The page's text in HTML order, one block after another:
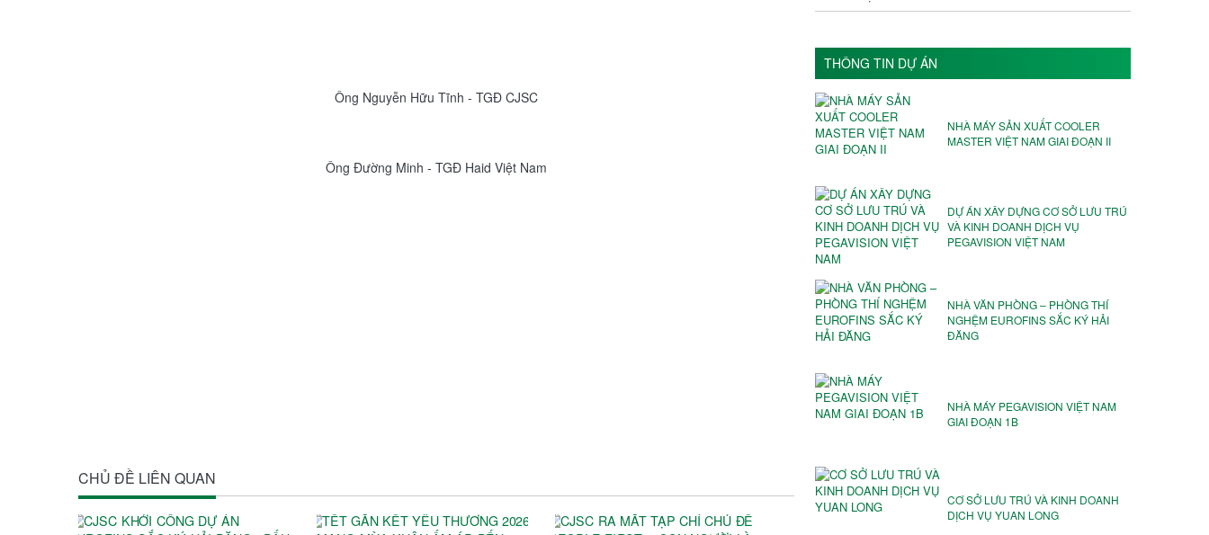
Ông Nguyễn Hữu Tĩnh - TGĐ CJSC
Ông Đường Minh - TGĐ Haid Việt Nam
CHỦ ĐỀ LIÊN QUAN
THÔNG TIN DỰ ÁN
NHÀ MÁY SẢN XUẤT COOLER
MASTER VIỆT NAM GIAI ĐOẠN II
DỰ ÁN XÂY DỰNG CƠ SỞ LƯU TRÚ
VÀ KINH DOANH DỊCH VỤ
PEGAVISION VIỆT NAM
NHÀ VĂN PHÒNG – PHÒNG THÍ
NGHỆM EUROFINS SẮC KÝ HẢI
ĐĂNG
NHÀ MÁY PEGAVISION VIỆT NAM️
GIAI ĐOẠN 1B
CƠ SỞ LƯU TRÚ VÀ KINH DOANH
DỊCH VỤ YUAN LONG